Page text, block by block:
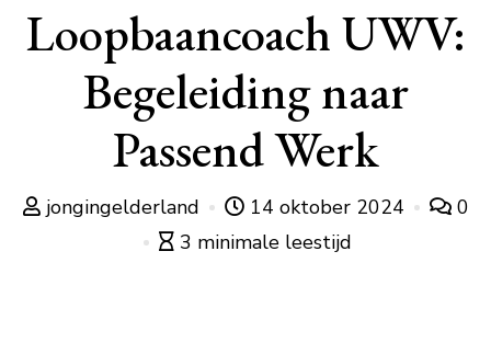
Loopbaancoach UWV:
Begeleiding naar
Passend Werk
jongingelderland 14 oktober 2024
0
3 minimale leestijd